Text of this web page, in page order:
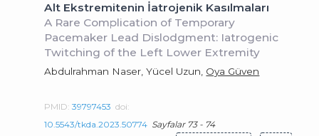
Alt Ekstremitenin İatrojenik Kasılmaları
A Rare Complication of Temporary
Pacemaker Lead Dislodgment: Iatrogenic
Twitching of the Left Lower Extremity
Abdulrahman Naser, Yücel Uzun, Oya Güven
PMID:39797453 doi:
10.5543/tkda.2023.50774 Sayfalar 73 - 74